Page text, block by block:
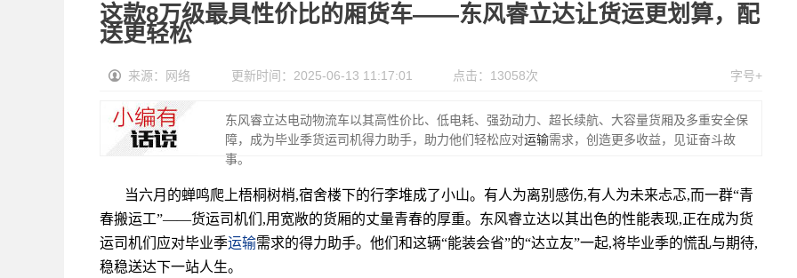
这款8万级最具性价比的厢货车——东风睿立达让货运更划算，配
送更轻松
字号+
来源：网络 更新时间：2025-06-13 11:17:01 点击： 13058次
东风睿立达电动物流车以其高性价比、低电耗、强劲动力、超长续航、大容量货厢及多重安全保
障，成为毕业季货运司机得力助手，助力他们轻松应对运输需求，创造更多收益，见证奋斗故
事。
当六月的蝉鸣爬上梧桐树梢,宿舍楼下的行李堆成了小山。有人为离别感伤,有人为未来忐忑,而一群“青
春搬运工”——货运司机们,用宽敞的货厢的丈量青春的厚重。东风睿立达以其出色的性能表现,正在成为货
运司机们应对毕业季运输需求的得力助手。他们和这辆“能装会省”的“达立友”一起,将毕业季的慌乱与期待,
稳稳送达下一站人生。